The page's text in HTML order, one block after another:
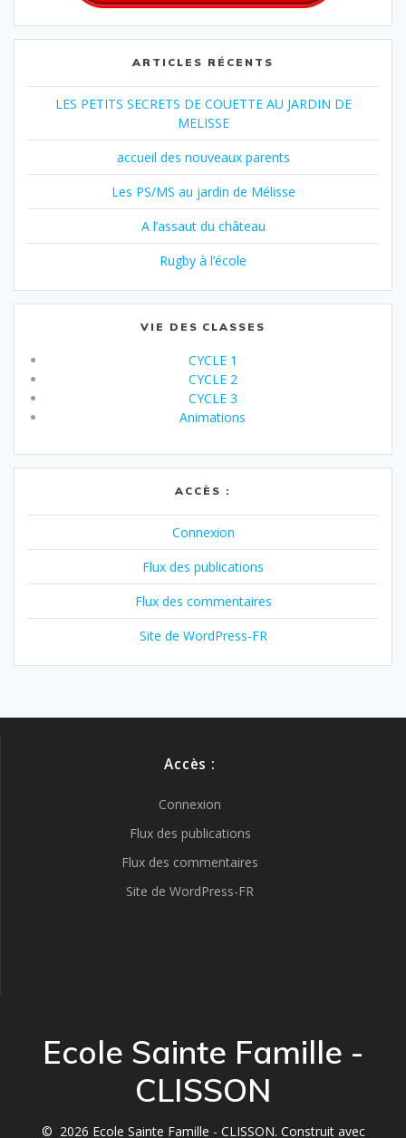
ARTICLES RÉCENTS
LES PETITS SECRETS DE COUETTE AU JARDIN DE
MELISSE
accueil des nouveaux parents
Les PS/MS au jardin de Mélisse
A l’assaut du château
Rugby à l’école
VIE DES CLASSES
CYCLE 1
CYCLE 2
CYCLE 3
Animations
ACCÈS :
Connexion
Flux des publications
Flux des commentaires
Site de WordPress-FR
Accès :
Connexion
Flux des publications
Flux des commentaires
Site de WordPress-FR
Ecole Sainte Famille -
CLISSON
© 2026 Ecole Sainte Famille - CLISSON. Construit avec